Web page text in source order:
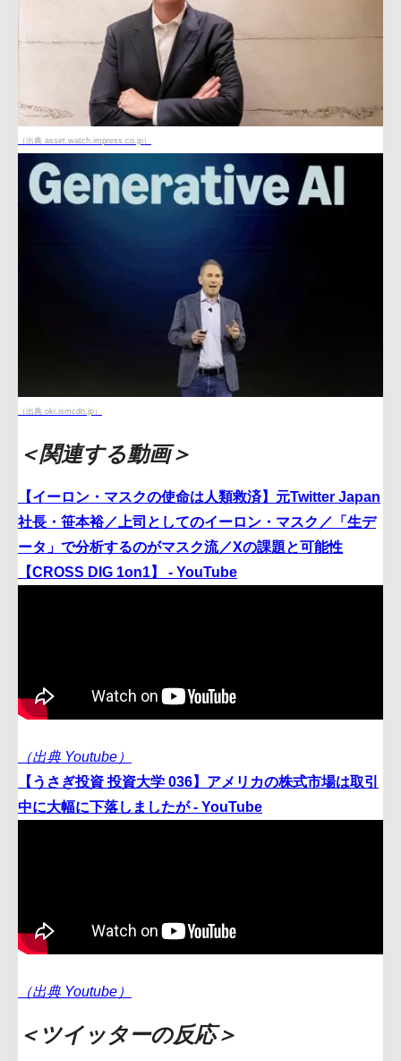
（出典 asset.watch.impress.co.jp）
（出典 oki.ismcdn.jp）
＜関連する動画＞
【イーロン・マスクの使命は人類救済】元Twitter Japan
社長・笹本裕／上司としてのイーロン・マスク／「生デ
ータ」で分析するのがマスク流／Xの課題と可能性
【CROSS DIG 1on1】 - YouTube
（出典 Youtube）
【うさぎ投資 投資大学 036】アメリカの株式市場は取引
中に大幅に下落しましたが - YouTube
（出典 Youtube）
＜ツイッターの反応＞